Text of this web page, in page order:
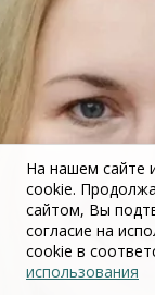
На нашем сайте
cookie.
сайтом, Вы
согласие на
cookie в
использования